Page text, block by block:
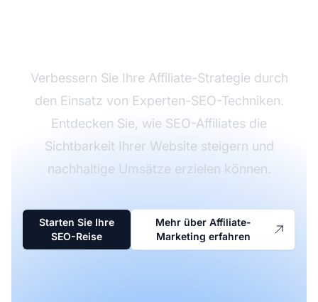
Verbessern Sie Ihre Affiliate-Strategie durch
den Einsatz von Experten-SEO-Techniken.
Entdecken Sie, wie SEO-Affiliates die
Sichtbarkeit Ihrer Website steigern und
nachhaltige Umsätze erzielen können.
Starten Sie Ihre
SEO-Reise
Mehr über Affiliate-
Marketing erfahren